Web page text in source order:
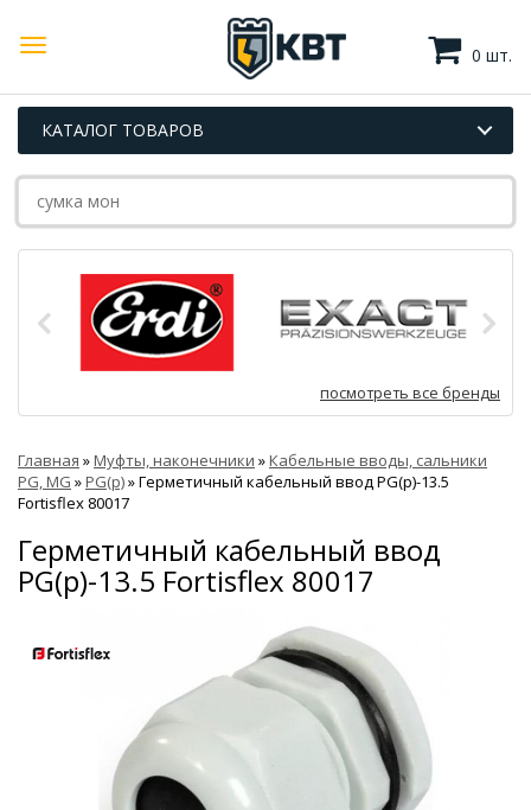
0 шт.
КАТАЛОГ ТОВАРОВ
посмотреть все бренды
Главная »Муфты, наконечники »Кабельные вводы, сальники
PG, MG »PG(p)»Герметичный кабельный ввод PG(p)-13.5
Fortisflex 80017
Герметичный кабельный ввод
PG(p)-13.5 Fortisflex 80017